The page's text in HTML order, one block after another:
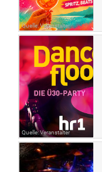
Quelle: Veranstalter
Quelle: Veranstalter